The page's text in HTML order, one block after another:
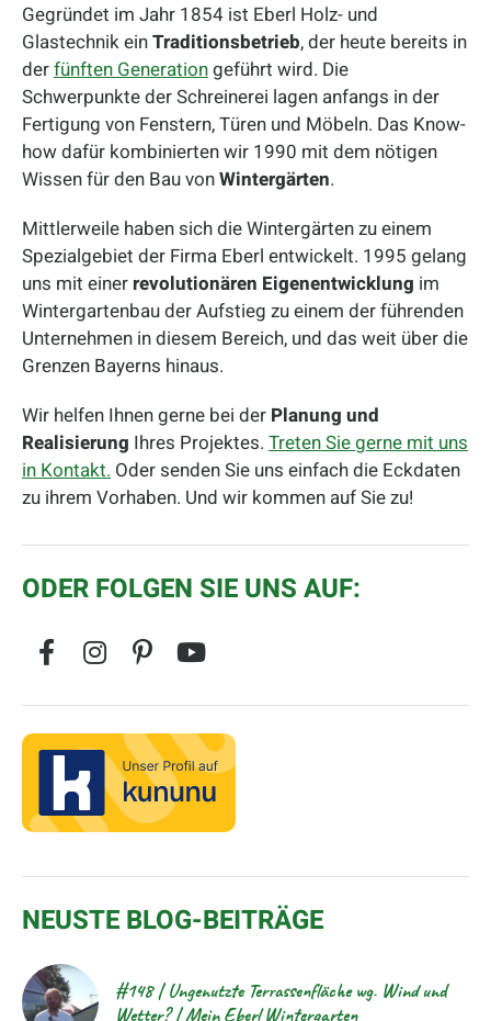
Gegründet im Jahr 1854 ist Eberl Holz- und
Glastechnik einTraditionsbetrieb, der heute bereits in
derfünften Generationgeführt wird. Die
Schwerpunkte der Schreinerei lagen anfangs in der
Fertigung von Fenstern, Türen und Möbeln. Das Know-
how dafür kombinierten wir 1990 mit dem nötigen
Wissen für den Bau vonWintergärten.
Mittlerweile haben sich die Wintergärten zu einem
Spezialgebiet der Firma Eberl entwickelt. 1995 gelang
uns mit einer revolutionären Eigenentwicklung im
Wintergartenbau der Aufstieg zu einem der führenden
Unternehmen in diesem Bereich, und das weit über die
Grenzen Bayerns hinaus.
Wir helfen Ihnen gerne bei der Planung und
Realisierung Ihres Projektes. Treten Sie gerne mit uns
in Kontakt. Oder senden Sie uns einfach die Eckdaten
zu ihrem Vorhaben. Und wir kommen auf Sie zu!
ODER FOLGEN SIE UNS AUF:
NEUSTE BLOG-BEITRÄGE
#148 | Ungenutzte Terrassenfläche wg. Wind und
Wetter? | Mein Eberl Wintergarten